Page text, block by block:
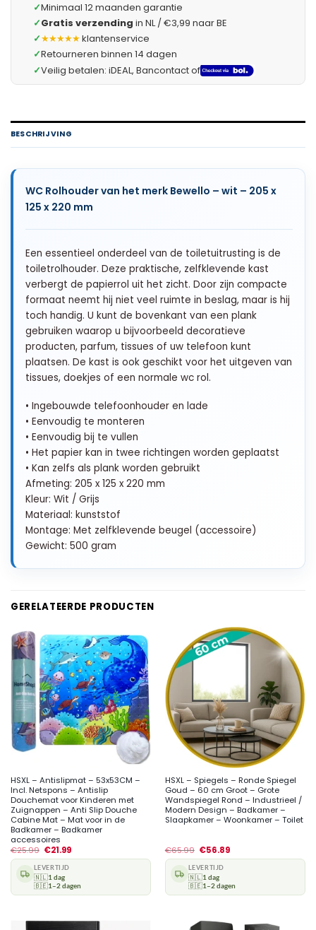
✓Minimaal 12 maanden garantie
✓Gratis verzending in NL / €3,99 naar BE
✓★★★★★klantenservice
✓Retourneren binnen 14 dagen
✓Veilig betalen: iDEAL, Bancontact of
BESCHRIJVING
WC Rolhouder van het merk Bewello – wit – 205 x
125 x 220 mm
Een essentieel onderdeel van de toiletuitrusting is de
toiletrolhouder. Deze praktische, zelfklevende kast
verbergt de papierrol uit het zicht. Door zijn compacte
formaat neemt hij niet veel ruimte in beslag, maar is hij
toch handig. U kunt de bovenkant van een plank
gebruiken waarop u bijvoorbeeld decoratieve
producten, parfum, tissues of uw telefoon kunt
plaatsen. De kast is ook geschikt voor het uitgeven van
tissues, doekjes of een normale wc rol.
• Ingebouwde telefoonhouder en lade
• Eenvoudig te monteren
• Eenvoudig bij te vullen
• Het papier kan in twee richtingen worden geplaatst
• Kan zelfs als plank worden gebruikt
Afmeting: 205 x 125 x 220 mm
Kleur: Wit / Grijs
Materiaal: kunststof
Montage: Met zelfklevende beugel (accessoire)
Gewicht: 500 gram
GERELATEERDE PRODUCTEN
HSXL – Antislipmat – 53x53CM –
Incl. Netspons – Antislip
Douchemat voor Kinderen met
Zuignappen – Anti Slip Douche
Cabine Mat – Mat voor in de
Badkamer – Badkamer
accessoires
€25.99 €21.99
LEVERTIJD
🇳🇱1 dag
🇧🇪1–2 dagen
HSXL – Spiegels – Ronde Spiegel
Goud – 60 cm Groot – Grote
Wandspiegel Rond – Industrieel /
Modern Design – Badkamer –
Slaapkamer – Woonkamer – Toilet
€65.99 €56.89
LEVERTIJD
🇳🇱1 dag
🇧🇪1–2 dagen